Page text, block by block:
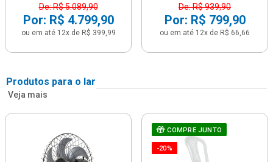
De: R$ 5.089,90
Por: R$ 4.799,90
ou em até 12x de R$ 399,99
De: R$ 939,90
Por: R$ 799,90
ou em até 12x de R$ 66,66
Produtos para o lar
Veja mais
COMPRE JUNTO
-20%